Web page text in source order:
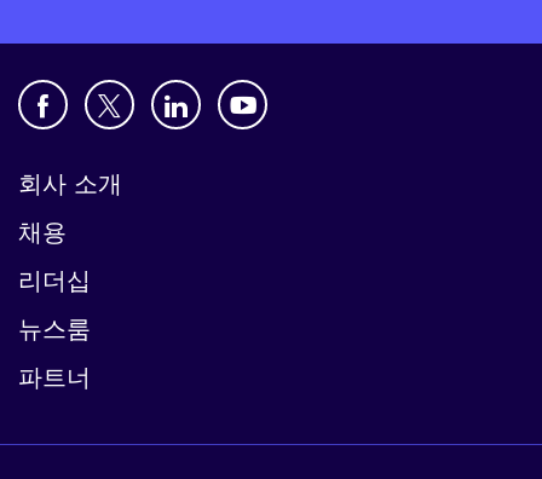
회사 소개
채용
리더십
뉴스룸
파트너